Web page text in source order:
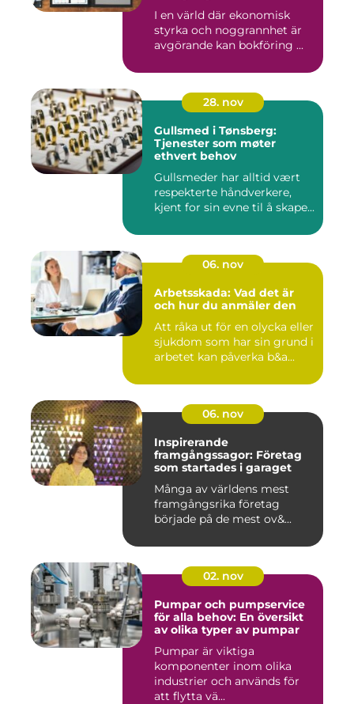
I en värld där ekonomisk
styrka och noggrannhet är
avgörande kan bokföring ...
28. nov
Gullsmed i Tønsberg:
Tjenester som møter
ethvert behov
Gullsmeder har alltid vært
respekterte håndverkere,
kjent for sin evne til å skape...
06. nov
Arbetsskada: Vad det är
och hur du anmäler den
Att råka ut för en olycka eller
sjukdom som har sin grund i
arbetet kan påverka b&a...
06. nov
Inspirerande
framgångssagor: Företag
som startades i garaget
Många av världens mest
framgångsrika företag
började på de mest ov&...
02. nov
Pumpar och pumpservice
för alla behov: En översikt
av olika typer av pumpar
Pumpar är viktiga
komponenter inom olika
industrier och används för
att flytta vä...